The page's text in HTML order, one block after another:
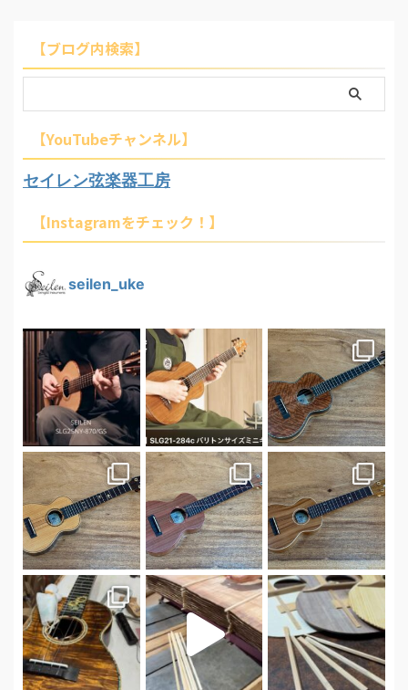
【ブログ内検索】
【YouTubeチャンネル】
セイレン弦楽器工房
【Instagramをチェック！】
seilen_uke